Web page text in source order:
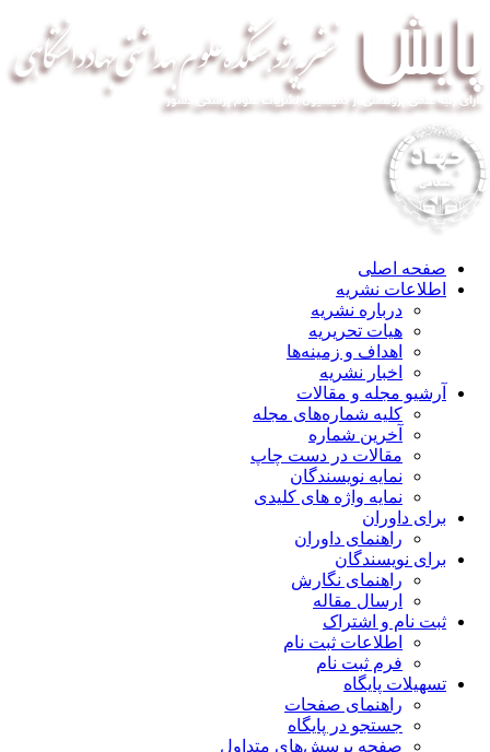
صفحه اصلی
اطلاعات نشریه
درباره نشریه
هیات تحریریه
اهداف و زمینه‌ها
اخبار نشریه
آرشیو مجله و مقالات
کلیه شماره‌های مجله
آخرین شماره
مقالات در دست چاپ
نمایه نویسندگان
نمایه واژه های کلیدی
برای داوران
راهنمای داوران
برای نویسندگان
راهنمای نگارش
ارسال مقاله
ثبت نام و اشتراک
اطلاعات ثبت نام
فرم ثبت نام
تسهیلات پایگاه
راهنمای صفحات
جستجو در پایگاه
صفحه پرسش‌های متداول